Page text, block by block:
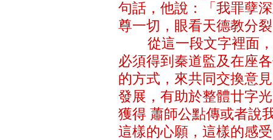
句話，他說：「我罪孽
尊一切，眼看天德教分
從這一段文字裡面，
必須得到秦道監及在座
的方式，來共同交換意
發展，有助於整體廿字
獲得 蕭師公點傳或者說
這樣的心願，這樣的感